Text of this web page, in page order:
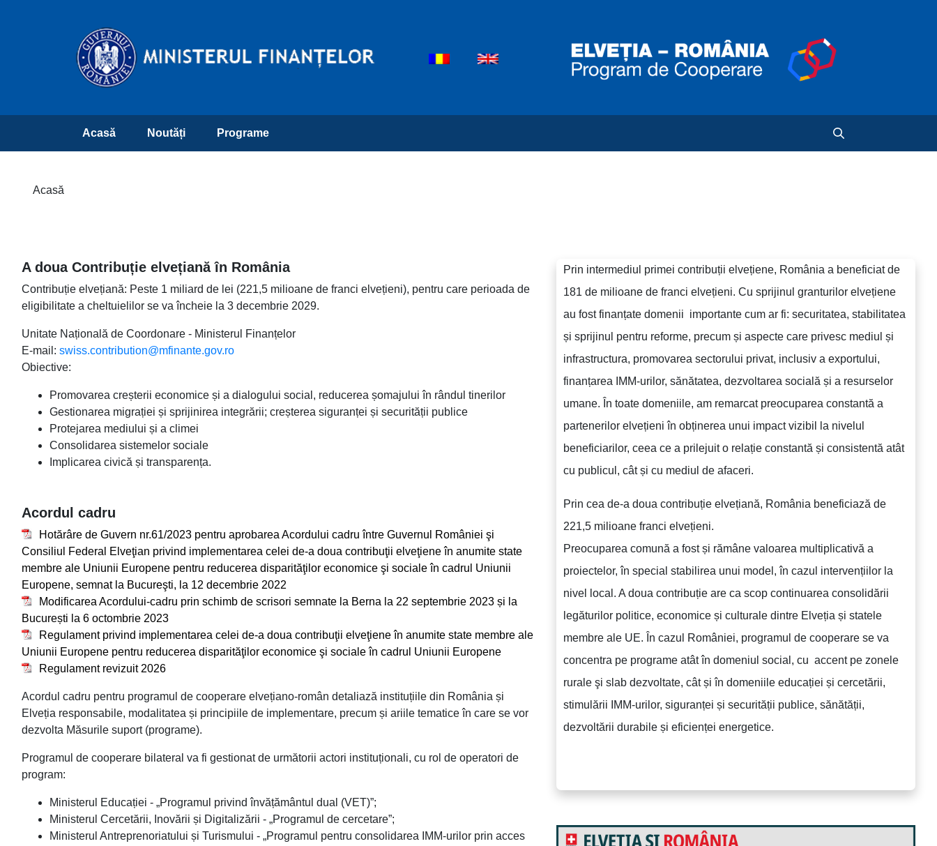
Acasă Noutăți Programe
Acasă
A doua Contribuție elvețiană în România
Contribuție elvețiană: Peste 1 miliard de lei (221,5 milioane de franci elvețieni), pentru care perioada de
eligibilitate a cheltuielilor se va încheie la 3 decembrie 2029.
Unitate Națională de Coordonare - Ministerul Finanțelor
E-mail: swiss.contribution@mfinante.gov.ro
Obiective:
Promovarea creșterii economice și a dialogului social, reducerea șomajului în rândul tinerilor
Gestionarea migrației și sprijinirea integrării; creșterea siguranței și securității publice
Protejarea mediului și a climei
Consolidarea sistemelor sociale
Implicarea civică și transparența.
Acordul cadru
Hotărâre de Guvern nr.61/2023 pentru aprobarea Acordului cadru între Guvernul României şi
Consiliul Federal Elveţian privind implementarea celei de-a doua contribuţii elveţiene în anumite state
membre ale Uniunii Europene pentru reducerea disparităţilor economice şi sociale în cadrul Uniunii
Europene, semnat la Bucureşti, la 12 decembrie 2022
Modificarea Acordului-cadru prin schimb de scrisori semnate la Berna la 22 septembrie 2023 și la
București la 6 octombrie 2023
Regulament privind implementarea celei de-a doua contribuţii elveţiene în anumite state membre ale
Uniunii Europene pentru reducerea disparităţilor economice şi sociale în cadrul Uniunii Europene
Regulament revizuit 2026
Acordul cadru pentru programul de cooperare elvețiano-român detaliază instituțiile din România și
Elveția responsabile, modalitatea și principiile de implementare, precum și ariile tematice în care se vor
dezvolta Măsurile suport (programe).
Programul de cooperare bilateral va fi gestionat de următorii actori instituționali, cu rol de operatori de
program:
Ministerul Educației - „Programul privind învățământul dual (VET)”;
Ministerul Cercetării, Inovării și Digitalizării - „Programul de cercetare”;
Ministerul Antreprenoriatului și Turismului - „Programul pentru consolidarea IMM-urilor prin acces
Prin intermediul primei contribuții elvețiene, România a beneficiat de
181 de milioane de franci elvețieni. Cu sprijinul granturilor elvețiene
au fost finanțate domenii importante cum ar fi: securitatea, stabilitatea
și sprijinul pentru reforme, precum și aspecte care privesc mediul și
infrastructura, promovarea sectorului privat, inclusiv a exportului,
finanțarea IMM-urilor, sănătatea, dezvoltarea socială și a resurselor
umane. În toate domeniile, am remarcat preocuparea constantă a
partenerilor elvețieni în obținerea unui impact vizibil la nivelul
beneficiarilor, ceea ce a prilejuit o relație constantă și consistentă atât
cu publicul, cât și cu mediul de afaceri.
Prin cea de-a doua contribuție elvețiană, România beneficiază de
221,5 milioane franci elvețieni.
Preocuparea comună a fost și rămâne valoarea multiplicativă a
proiectelor, în special stabilirea unui model, în cazul intervențiilor la
nivel local. A doua contribuție are ca scop continuarea consolidării
legăturilor politice, economice și culturale dintre Elveția și statele
membre ale UE. În cazul României, programul de cooperare se va
concentra pe programe atât în domeniul social, cu accent pe zonele
rurale şi slab dezvoltate, cât și în domeniile educației și cercetării,
stimulării IMM-urilor, siguranței și securității publice, sănătății,
dezvoltării durabile și eficienței energetice.